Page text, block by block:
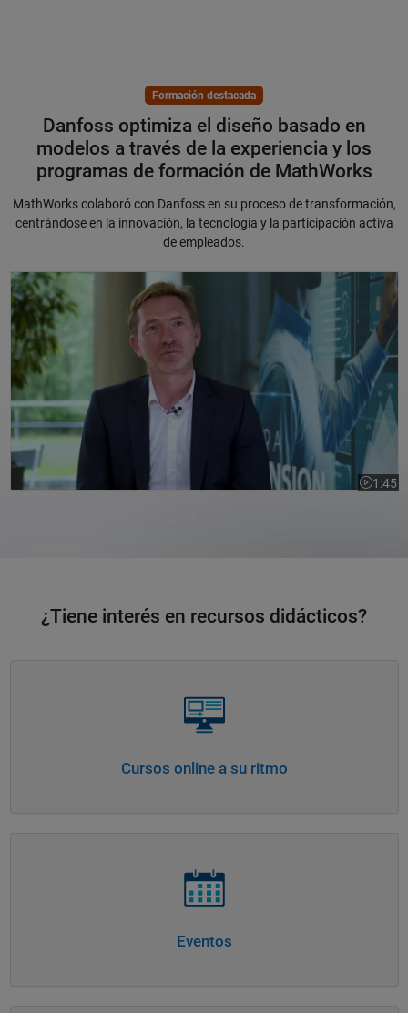
Formación destacada
Danfoss optimiza el diseño basado en
modelos a través de la experiencia y los
programas de formación de MathWorks
MathWorks colaboró con Danfoss en su proceso de transformación,
centrándose en la innovación, la tecnología y la participación activa
de empleados.
Danfoss optimiza el diseño basado en modelos a través de la
1:45
¿Tiene interés en recursos didácticos?
Cursos online a su ritmo
Eventos